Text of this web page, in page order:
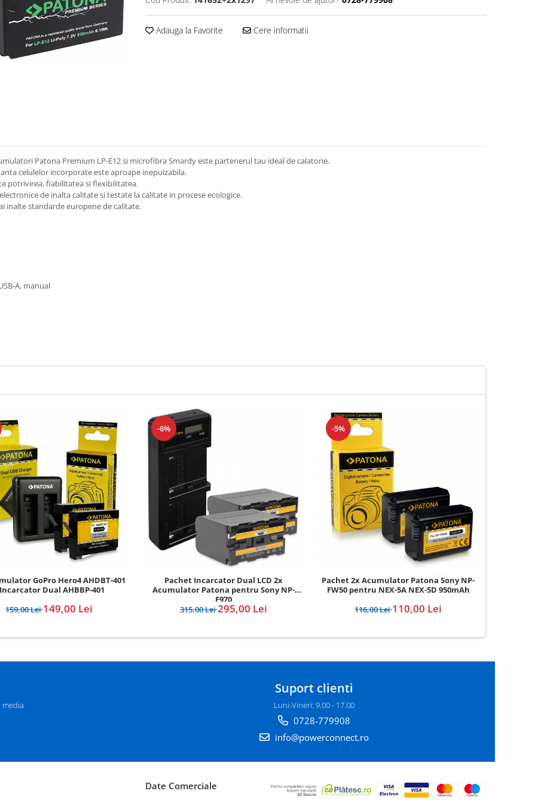
Adauga la Favorite Cere informatii
Patona Premium LP-E12 si microfibra Smardy este partenerul tau ideal de calatorie.
celulelor incorporate este aproape inepuizabila.
potrivirea, fiabilitatea si flexibilitatea.
de inalta calitate si testate la calitate in procese ecologice.
inalte standarde europene de calitate.
A, manual
GoPro Hero4 AHDBT-401
Dual AHBBP-401
159,00 Lei149,00 Lei
-6%
Pachet Incarcator Dual LCD 2x
Acumulator Patona pentru Sony NP-
F970
315,00 Lei295,00 Lei
-5%
Pachet 2x Acumulator Patona Sony NP-
FW50 pentru NEX-5A NEX-5D 950mAh
116,00 Lei110,00 Lei
media
Suport clienti
Luni-Vineri: 9.00 - 17.00
0728-779908
info@powerconnect.ro
Date Comerciale